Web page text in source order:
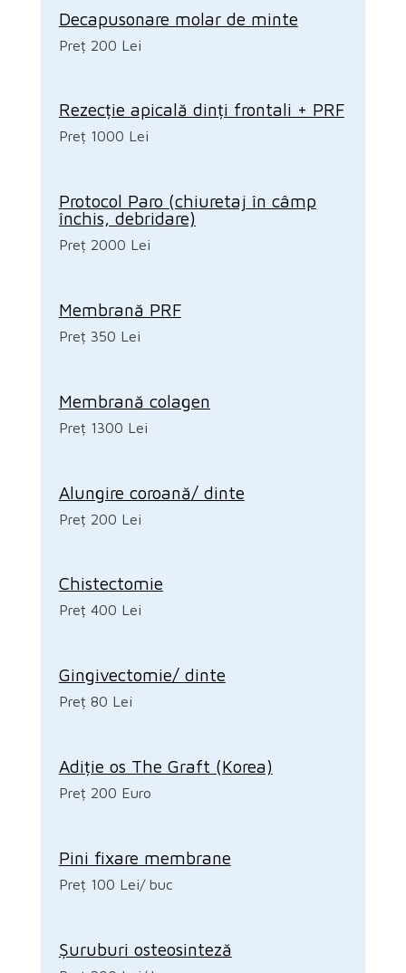
Decapusonare molar de minte
Preț 200 Lei
Rezecție apicală dinți frontali + PRF
Preț 1000 Lei
Protocol Paro (chiuretaj în câmp
închis, debridare)
Preț 2000 Lei
Membrană PRF
Preț 350 Lei
Membrană colagen
Preț 1300 Lei
Alungire coroană/ dinte
Preț 200 Lei
Chistectomie
Preț 400 Lei
Gingivectomie/ dinte
Preț 80 Lei
Adiție os The Graft (Korea)
Preț 200 Euro
Pini fixare membrane
Preț 100 Lei/ buc
Șuruburi osteosinteză